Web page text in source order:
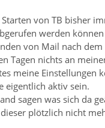
von TB bisher
werden
von Mail nach
Tagen nichts an
meine Einstellungen
eigentlich aktiv sein.
sagen was sich da
plötzlich nicht